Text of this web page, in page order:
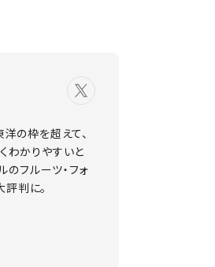
の枠を超えて、
わかりやすいと
のフルーツ・フォ
評判に。